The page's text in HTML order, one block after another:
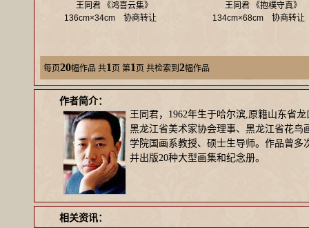
王同君 《鸿喜云集》
136cm×34cm协商转让
王同君 《抱樸守真》
134cm×68cm 协商转
每页20幅作品 共1 页 第1 页 共检索到 2幅作品
作者简介：
王同君，1962年生于哈尔滨,原籍山东省
黑龙江省美术家协会理事、黑龙江省花
学院国画系教授、硕士生导师。作品曾
并出版20种大型画集和纪念册。
相关资讯：